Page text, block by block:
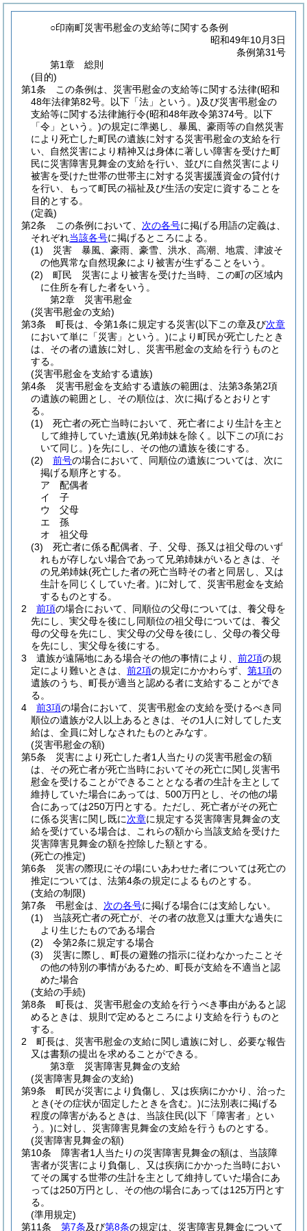
○印南町災害弔慰金の支給等に関する条例
昭和49年10月3日
条例第31号
第1章
総則
(目的)
第1条
この条例は、災害弔慰金の支給等に関する法律(昭和
48年法律第82号。以下「法」という。)及び災害弔慰金の
支給等に関する法律施行令(昭和48年政令第374号。以下
「令」という。)の規定に準拠し、暴風、豪雨等の自然災害
により死亡した町民の遺族に対する災害弔慰金の支給を行
い、自然災害により精神又は身体に著しい障害を受けた町
民に災害障害見舞金の支給を行い、並びに自然災害により
被害を受けた世帯の世帯主に対する災害援護資金の貸付け
を行い、もって町民の福祉及び生活の安定に資することを
目的とする。
(定義)
第2条
この条例において、 次の各号に掲げる用語の定義は、
それぞれ当該各号に掲げるところによる。
(1)
災害 暴風、豪雨、豪雪、洪水、高潮、地震、津波そ
の他異常な自然現象により被害が生ずることをいう。
(2)
町民 災害により被害を受けた当時、この町の区域内
に住所を有した者をいう。
第2章
災害弔慰金
(災害弔慰金の支給)
第3条
町長は、令第1条に規定する災害(以下この章及び次章
において単に「災害」という。)により町民が死亡したとき
は、その者の遺族に対し、災害弔慰金の支給を行うものと
する。
(災害弔慰金を支給する遺族)
第4条
災害弔慰金を支給する遺族の範囲は、法第3条第2項
の遺族の範囲とし、その順位は、次に掲げるとおりとす
る。
(1)
死亡者の死亡当時において、死亡者により生計を主と
して維持していた遺族(兄弟姉妹を除く。以下この項にお
いて同じ。)を先にし、その他の遺族を後にする。
(2)
前号の場合において、同順位の遺族については、次に
掲げる順序とする。
ア
配偶者
イ
子
ウ
父母
エ
孫
オ
祖父母
(3)
死亡者に係る配偶者、子、父母、孫又は祖父母のいず
れもが存しない場合であって兄弟姉妹がいるときは、そ
の兄弟姉妹(死亡した者の死亡当時その者と同居し、又は
生計を同じくしていた者。)に対して、災害弔慰金を支給
するものとする。
2
前項の場合において、同順位の父母については、養父母を
先にし、実父母を後にし同順位の祖父母については、養父
母の父母を先にし、実父母の父母を後にし、父母の養父母
を先にし、実父母を後にする。
3
遺族が遠隔地にある場合その他の事情により、 前2項の規
定により難いときは、 前2項の規定にかかわらず、 第1項の
遺族のうち、町長が適当と認める者に支給することができ
る。
4
前3項の場合において、災害弔慰金の支給を受けるべき同
順位の遺族が2人以上あるときは、その1人に対してした支
給は、全員に対しなされたものとみなす。
(災害弔慰金の額)
第5条
災害により死亡した者1人当たりの災害弔慰金の額
は、その死亡者が死亡当時においてその死亡に関し災害弔
慰金を受けることができることとなる者の生計を主として
維持していた場合にあっては、500万円とし、その他の場
合にあっては250万円とする。 ただし、死亡者がその死亡
に係る災害に関し既に次章に規定する災害障害見舞金の支
給を受けている場合は、これらの額から当該支給を受けた
災害障害見舞金の額を控除した額とする。
(死亡の推定)
第6条
災害の際現にその場にいあわせた者については死亡の
推定については、法第4条の規定によるものとする。
(支給の制限)
第7条
弔慰金は、 次の各号に掲げる場合には支給しない。
(1)
当該死亡者の死亡が、その者の故意又は重大な過失に
より生じたものである場合
(2)
令第2条に規定する場合
(3)
災害に際し、町長の避難の指示に従わなかったことそ
の他の特別の事情があるため、町長が支給を不適当と認
めた場合
(支給の手続)
第8条
町長は、災害弔慰金の支給を行うべき事由があると認
めるときは、規則で定めるところにより支給を行うものと
する。
2
町長は、災害弔慰金の支給に関し遺族に対し、必要な報告
又は書類の提出を求めることができる。
第3章
災害障害見舞金の支給
(災害障害見舞金の支給)
第9条
町民が災害により負傷し、又は疾病にかかり、治った
とき(その症状が固定したときを含む。)に法別表に掲げる
程度の障害があるときは、当該住民(以下「障害者」とい
う。)に対し、災害障害見舞金の支給を行うものとする。
(災害障害見舞金の額)
第10条
障害者1人当たりの災害障害見舞金の額は、当該障
害者が災害により負傷し、又は疾病にかかった当時におい
てその属する世帯の生計を主として維持していた場合にあ
っては250万円とし、その他の場合にあっては125万円とす
る。
(準用規定)
第11条
第7条及び第8条の規定は、災害障害見舞金について